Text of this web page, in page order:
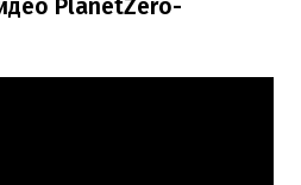
PlanetZero-